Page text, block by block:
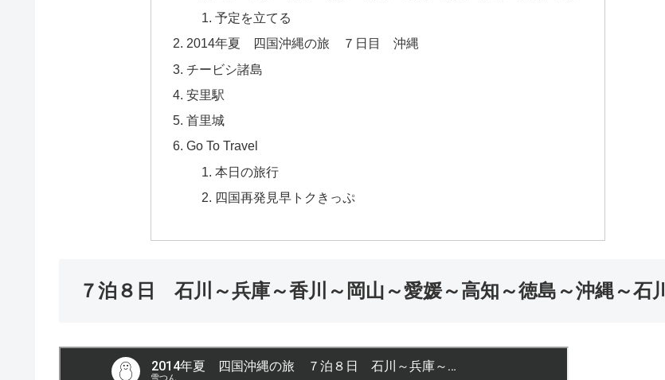
予定を立てる
2014年夏 四国沖縄の旅 ７日目 沖縄
チービシ諸島
安里駅
首里城
Go To Travel
本日の旅行
四国再発見早トクきっぷ
７泊８日 石川～兵庫～香川～岡山～愛媛～高知～徳島～沖縄～石川